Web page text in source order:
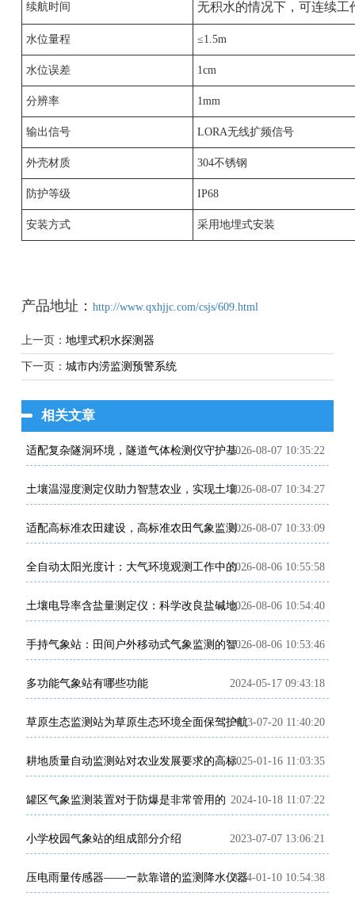
续航时间 无积水的情况下，可连续工
水位量程 ≤1.5m
水位误差 1cm
分辨率 1mm
输出信号 LORA无线扩频信号
外壳材质 304不锈钢
防护等级 IP68
安装方式 采用地埋式安装
产品地址： http://www.qxhjjc.com/csjs/609.html
上一页： 地埋式积水探测器
下一页： 城市内涝监测预警系统
相关文章
适配复杂隧洞环境，隧道气体检测仪守护基建施工安全
2026-08-07 10:35:22
土壤温湿度测定仪助力智慧农业，实现土壤环境精细化管控
2026-08-07 10:34:27
适配高标准农田建设，高标准农田气象监测系统助力粮食稳产增收
2026-08-07 10:33:09
全自动太阳光度计：大气环境观测工作中的专业智能监测设备
2026-08-06 10:55:58
土壤电导率含盐量测定仪：科学改良盐碱地的田间检测利器
2026-08-06 10:54:40
手持气象站：田间户外移动式气象监测的智能便携装备
2026-08-06 10:53:46
多功能气象站有哪些功能 2024-05-17 09:43:18
草原生态监测站为草原生态环境全面保驾护航2023-07-20 11:40:20
耕地质量自动监测站对农业发展要求的高标准农田有什么帮助？
2025-01-16 11:03:35
罐区气象监测装置对于防爆是非常管用的 2024-10-18 11:07:22
小学校园气象站的组成部分介绍 2023-07-07 13:06:21
压电雨量传感器——一款靠谱的监测降水仪器2024-01-10 10:54:38